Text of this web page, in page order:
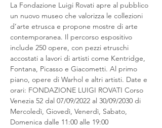
La Fondazione Luigi Rovati apre al pubblico
un nuovo museo che valorizza le collezioni
d’arte etrusca e propone mostre di arte
contemporanea. Il percorso espositivo
include 250 opere, con pezzi etruschi
accostati a lavori di artisti come Kentridge,
Fontana, Picasso e Giacometti. Al primo
piano, opere di Warhol e altri artisti. Date e
orari: FONDAZIONE LUIGI ROVATI Corso
Venezia 52 dal 07/09/2022 al 30/09/2030 di
Mercoledì, Giovedì, Venerdì, Sabato,
Domenica dalle 11:00 alle 19:00